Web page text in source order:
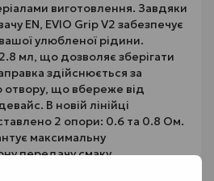
виготовлення. Завдяки
EN, EVIO Grip V2 забезпечує
улюбленої рідини.
мл, що дозволяє зберігати
здійснюється за
що вбереже від
В новій лінійці
2 опори: 0.6 та 0.8 Ом.
максимальну
передачу смаку,